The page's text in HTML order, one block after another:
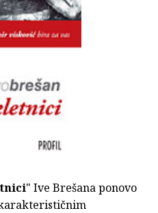
" Ive Brešana ponovo
karakterističnim